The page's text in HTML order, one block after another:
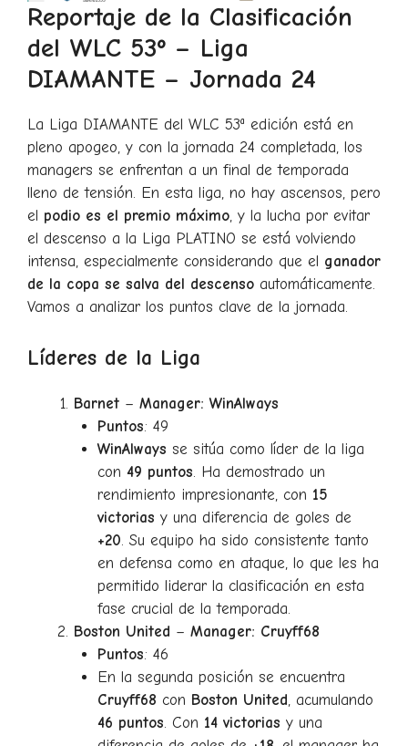
Reportaje de la Clasificación
del WLC 53º – Liga
DIAMANTE – Jornada 24
La Liga DIAMANTE del WLC 53ª edición está en
pleno apogeo, y con la jornada 24 completada, los
managers se enfrentan a un final de temporada
lleno de tensión. En esta liga, no hay ascensos, pero
el podio es el premio máximo, y la lucha por evitar
el descenso a la Liga PLATINO se está volviendo
intensa, especialmente considerando que el ganador
de la copa se salva del descenso automáticamente.
Vamos a analizar los puntos clave de la jornada.
Líderes de la Liga
Barnet – Manager: WinAlways
Puntos: 49
WinAlways se sitúa como líder de la liga
con 49 puntos. Ha demostrado un
rendimiento impresionante, con 15
victorias y una diferencia de goles de
+20. Su equipo ha sido consistente tanto
en defensa como en ataque, lo que les ha
permitido liderar la clasificación en esta
fase crucial de la temporada.
Boston United – Manager: Cruyff68
Puntos: 46
En la segunda posición se encuentra
Cruyff68 con Boston United, acumulando
46 puntos. Con 14 victorias y una